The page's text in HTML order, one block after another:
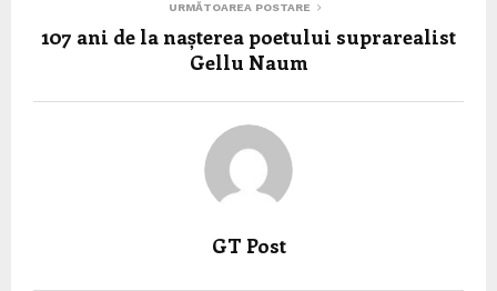
URMĂTOAREA POSTARE
107 ani de la nașterea poetului suprarealist
Gellu Naum
GT Post